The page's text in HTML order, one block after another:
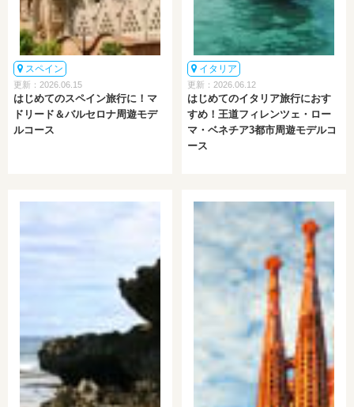
スペイン
更新：2026.06.15
はじめてのスペイン旅行に！マ
ドリード＆バルセロナ周遊モデ
ルコース
イタリア
更新：2026.06.12
はじめてのイタリア旅行におす
すめ！王道フィレンツェ・ロー
マ・ベネチア3都市周遊モデルコ
ース